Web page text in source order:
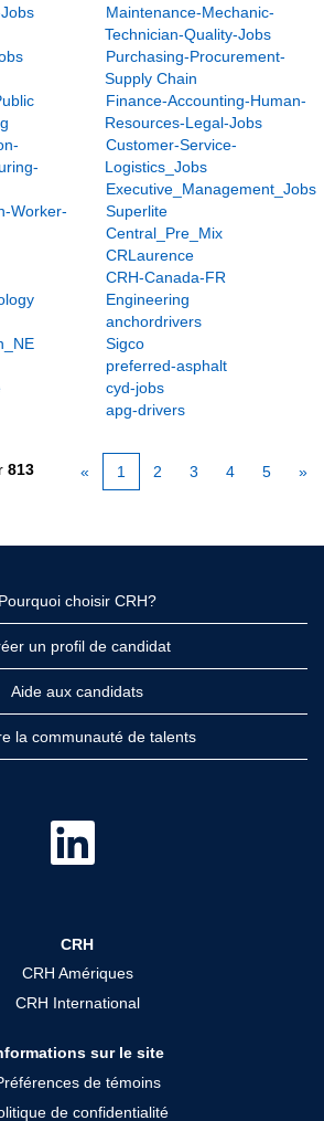
Maintenance-Mechanic-
Technician-Quality-Jobs
Purchasing-Procurement-
Supply Chain
Finance-Accounting-Human-
Resources-Legal-Jobs
Customer-Service-
Logistics_Jobs
Executive_Management_Jobs
Worker-
Superlite
Central_Pre_Mix
CRLaurence
CRH-Canada-FR
Engineering
anchordrivers
Sigco
preferred-asphalt
cyd-jobs
apg-drivers
813 « 1 2 3 4 5 »
Pourquoi choisir CRH?
un profil de candidat
Aide aux candidats
la communauté de talents
S
u
s
n
u
e
o
CRH
CRH Amériques
CRH International
sur le site
de témoins
de confidentialité